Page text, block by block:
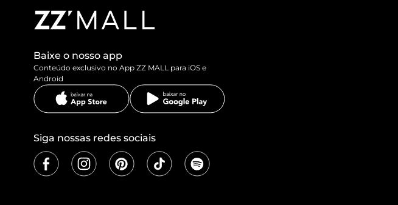
Baixe o nosso app
Conteúdo exclusivo no App ZZ MALL para iOS e
Android
Siga nossas redes sociais